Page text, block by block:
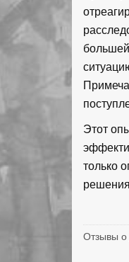
Этот
только
Отзывы о